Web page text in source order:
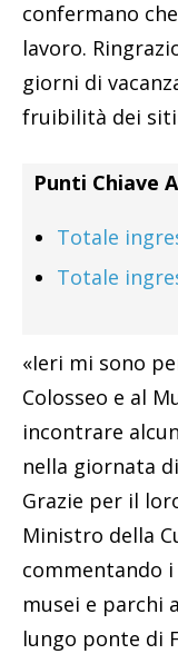
confermano
lavoro.
giorni di
fruibilità dei
Punti Chiave
Totale
Totale
«Ieri mi sono
Colosseo e al
incontrare
nella giornata
Grazie per il
Ministro della
commentando
musei e parchi
lungo ponte di